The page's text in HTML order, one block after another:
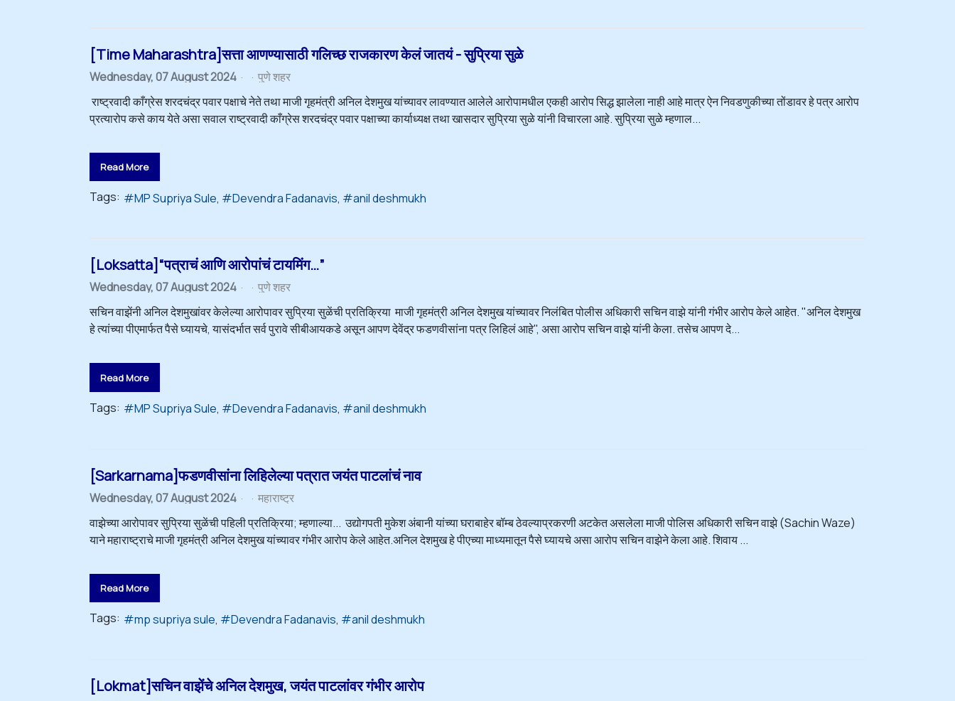
[Time Maharashtra]सत्ता आणण्यासाठी गलिच्छ राजकारण केलं जातयं - सुप्रिया सुळे
Wednesday, 07 August 2024
पुणे शहर
राष्ट्रवादी काँग्रेस शरदचंद्र पवार पक्षाचे नेते तथा माजी गृहमंत्री अनिल देशमुख यांच्यावर लावण्यात आलेले आरोपामधील एकही आरोप सिद्ध झालेला नाही आहे मात्र ऐन निवडणुकीच्या तोंडावर हे पत्र आरोप
प्रत्यारोप कसे काय येते असा सवाल राष्ट्रवादी काँग्रेस शरदचंद्र पवार पक्षाच्या कार्याध्यक्ष तथा खासदार सुप्रिया सुळे यांनी विचारला आहे. सुप्रिया सुळे म्हणाल...
Read More
Tags: MP Supriya Sule Devendra Fadanavis anil deshmukh
[Loksatta]“पत्राचं आणि आरोपांचं टायमिंग…”
Wednesday, 07 August 2024
पुणे शहर
सचिन वाझेंनी अनिल देशमुखांवर केलेल्या आरोपावर सुप्रिया सुळेंची प्रतिक्रिया माजी गृहमंत्री अनिल देशमुख यांच्यावर निलंबित पोलीस अधिकारी सचिन वाझे यांनी गंभीर आरोप केले आहेत. "अनिल देशमुख
हे त्यांच्या पीएमार्फत पैसे घ्यायचे, यासंदर्भात सर्व पुरावे सीबीआयकडे असून आपण देवेंद्र फडणवीसांना पत्र लिहिलं आहे", असा आरोप सचिन वाझे यांनी केला. तसेच आपण दे...
Read More
Tags: MP Supriya Sule Devendra Fadanavis anil deshmukh
[Sarkarnama]फडणवीसांना लिहिलेल्या पत्रात जयंत पाटलांचं नाव
Wednesday, 07 August 2024
महाराष्ट्र
वाझेच्या आरोपावर सुप्रिया सुळेंची पहिली प्रतिक्रिया; म्हणाल्या... उद्योगपती मुकेश अंबानी यांच्या घराबाहेर बॉम्ब ठेवल्याप्रकरणी अटकेत असलेला माजी पोलिस अधिकारी सचिन वाझे (Sachin Waze)
याने महाराष्ट्राचे माजी गृहमंत्री अनिल देशमुख यांच्यावर गंभीर आरोप केले आहेत.अनिल देशमुख हे पीएच्या माध्यमातून पैसे घ्यायचे असा आरोप सचिन वाझेने केला आहे. शिवाय ...
Read More
Tags: mp supriya sule Devendra Fadanavis anil deshmukh
[Lokmat]सचिन वाझेंचे अनिल देशमुख, जयंत पाटलांवर गंभीर आरोप